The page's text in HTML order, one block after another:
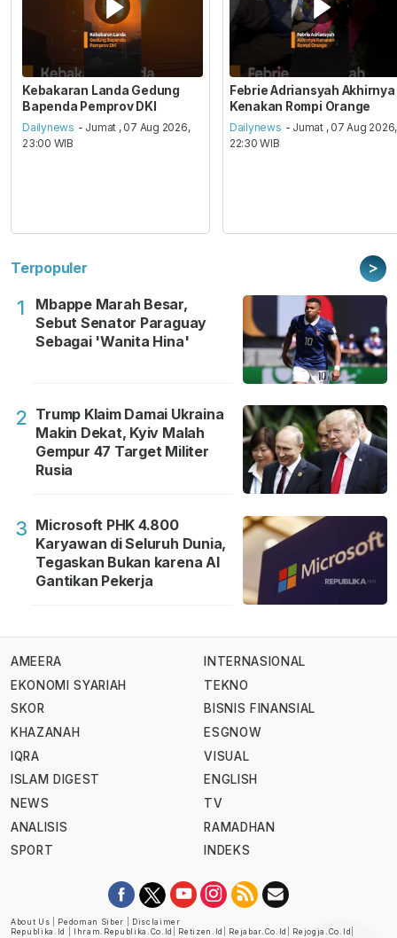
Kebakaran Landa Gedung
Bapenda Pemprov DKI
Dailynews - Jumat , 07 Aug 2026,
23:00 WIB
Febrie Adriansyah Akhirnya
Kenakan Rompi Orange
Dailynews - Jumat , 07 Aug 2026,
22:30 WIB
Terpopuler >
1
Mbappe Marah Besar,
Sebut Senator Paraguay
Sebagai 'Wanita Hina'
2 Trump Klaim Damai Ukraina
Makin Dekat, Kyiv Malah
Gempur 47 Target Militer
Rusia
3 Microsoft PHK 4.800
Karyawan di Seluruh Dunia,
Tegaskan Bukan karena AI
Gantikan Pekerja
AMEERA
EKONOMI SYARIAH
SKOR
KHAZANAH
IQRA
ISLAM DIGEST
NEWS
ANALISIS
SPORT
INTERNASIONAL
TEKNO
BISNIS FINANSIAL
ESGNOW
VISUAL
ENGLISH
TV
RAMADHAN
INDEKS
About Us Pedoman Siber
Disclaimer
Republika.id
Ihram.republika.co.id Retizen.id Rejabar.co.id Rejogja.co.id